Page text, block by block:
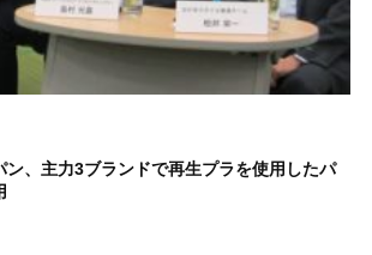
ン、主力3ブランドで再生プラを使用したパ